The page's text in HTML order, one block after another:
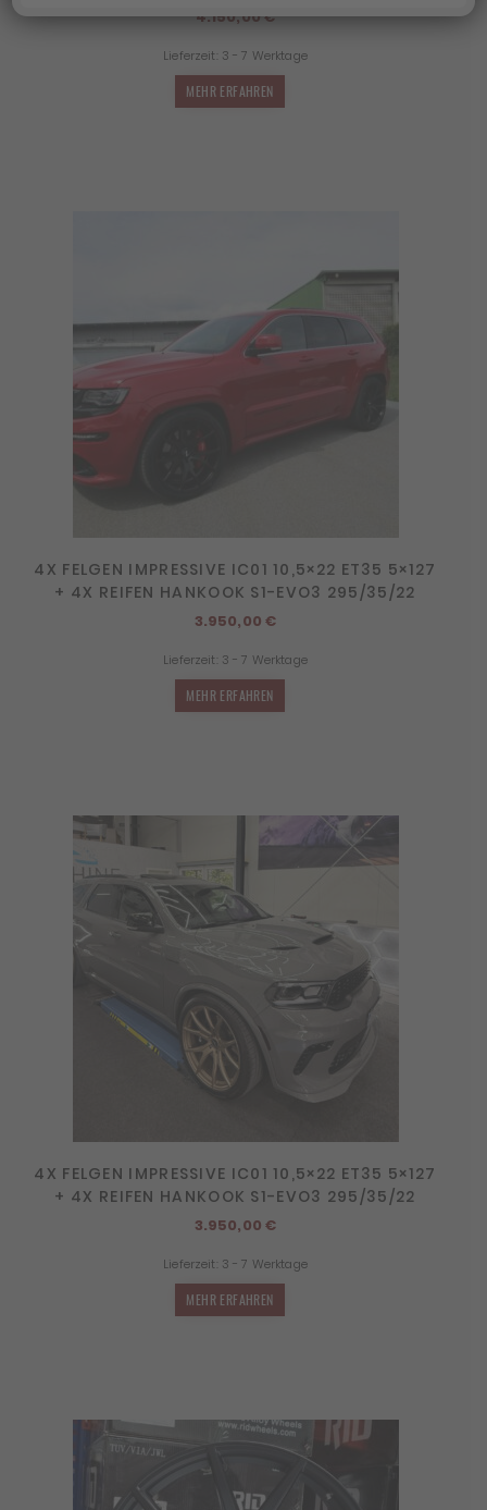
4.150,00€
Lieferzeit: 3 - 7 Werktage
MEHR ERFAHREN
4X FELGEN IMPRESSIVE IC01 10,5×22 ET35 5×127
+ 4X REIFEN HANKOOK S1-EVO3 295/35/22
3.950,00€
Lieferzeit: 3 - 7 Werktage
MEHR ERFAHREN
4X FELGEN IMPRESSIVE IC01 10,5×22 ET35 5×127
+ 4X REIFEN HANKOOK S1-EVO3 295/35/22
3.950,00€
Lieferzeit: 3 - 7 Werktage
MEHR ERFAHREN